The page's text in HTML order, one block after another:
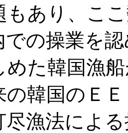
もあり、こ
での操業を
めた韓国漁
の韓国のＥ
尽漁法によ